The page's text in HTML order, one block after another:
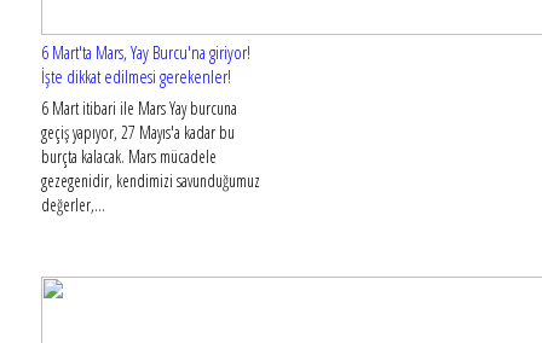
6 Mart'ta Mars, Yay Burcu'na giriyor!
İşte dikkat edilmesi gerekenler!
6 Mart itibari ile Mars Yay burcuna
geçiş yapıyor, 27 Mayıs'a kadar bu
burçta kalacak. Mars mücadele
gezegenidir, kendimizi savunduğumuz
değerler,...